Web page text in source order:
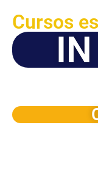
Cursos